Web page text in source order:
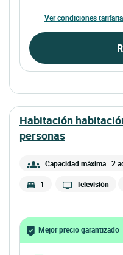
Ver condiciones
habitación habitación superior para 1 o 2
personas
Capacidad máxima : 2
1 Televisión
Mejor precio garantizado